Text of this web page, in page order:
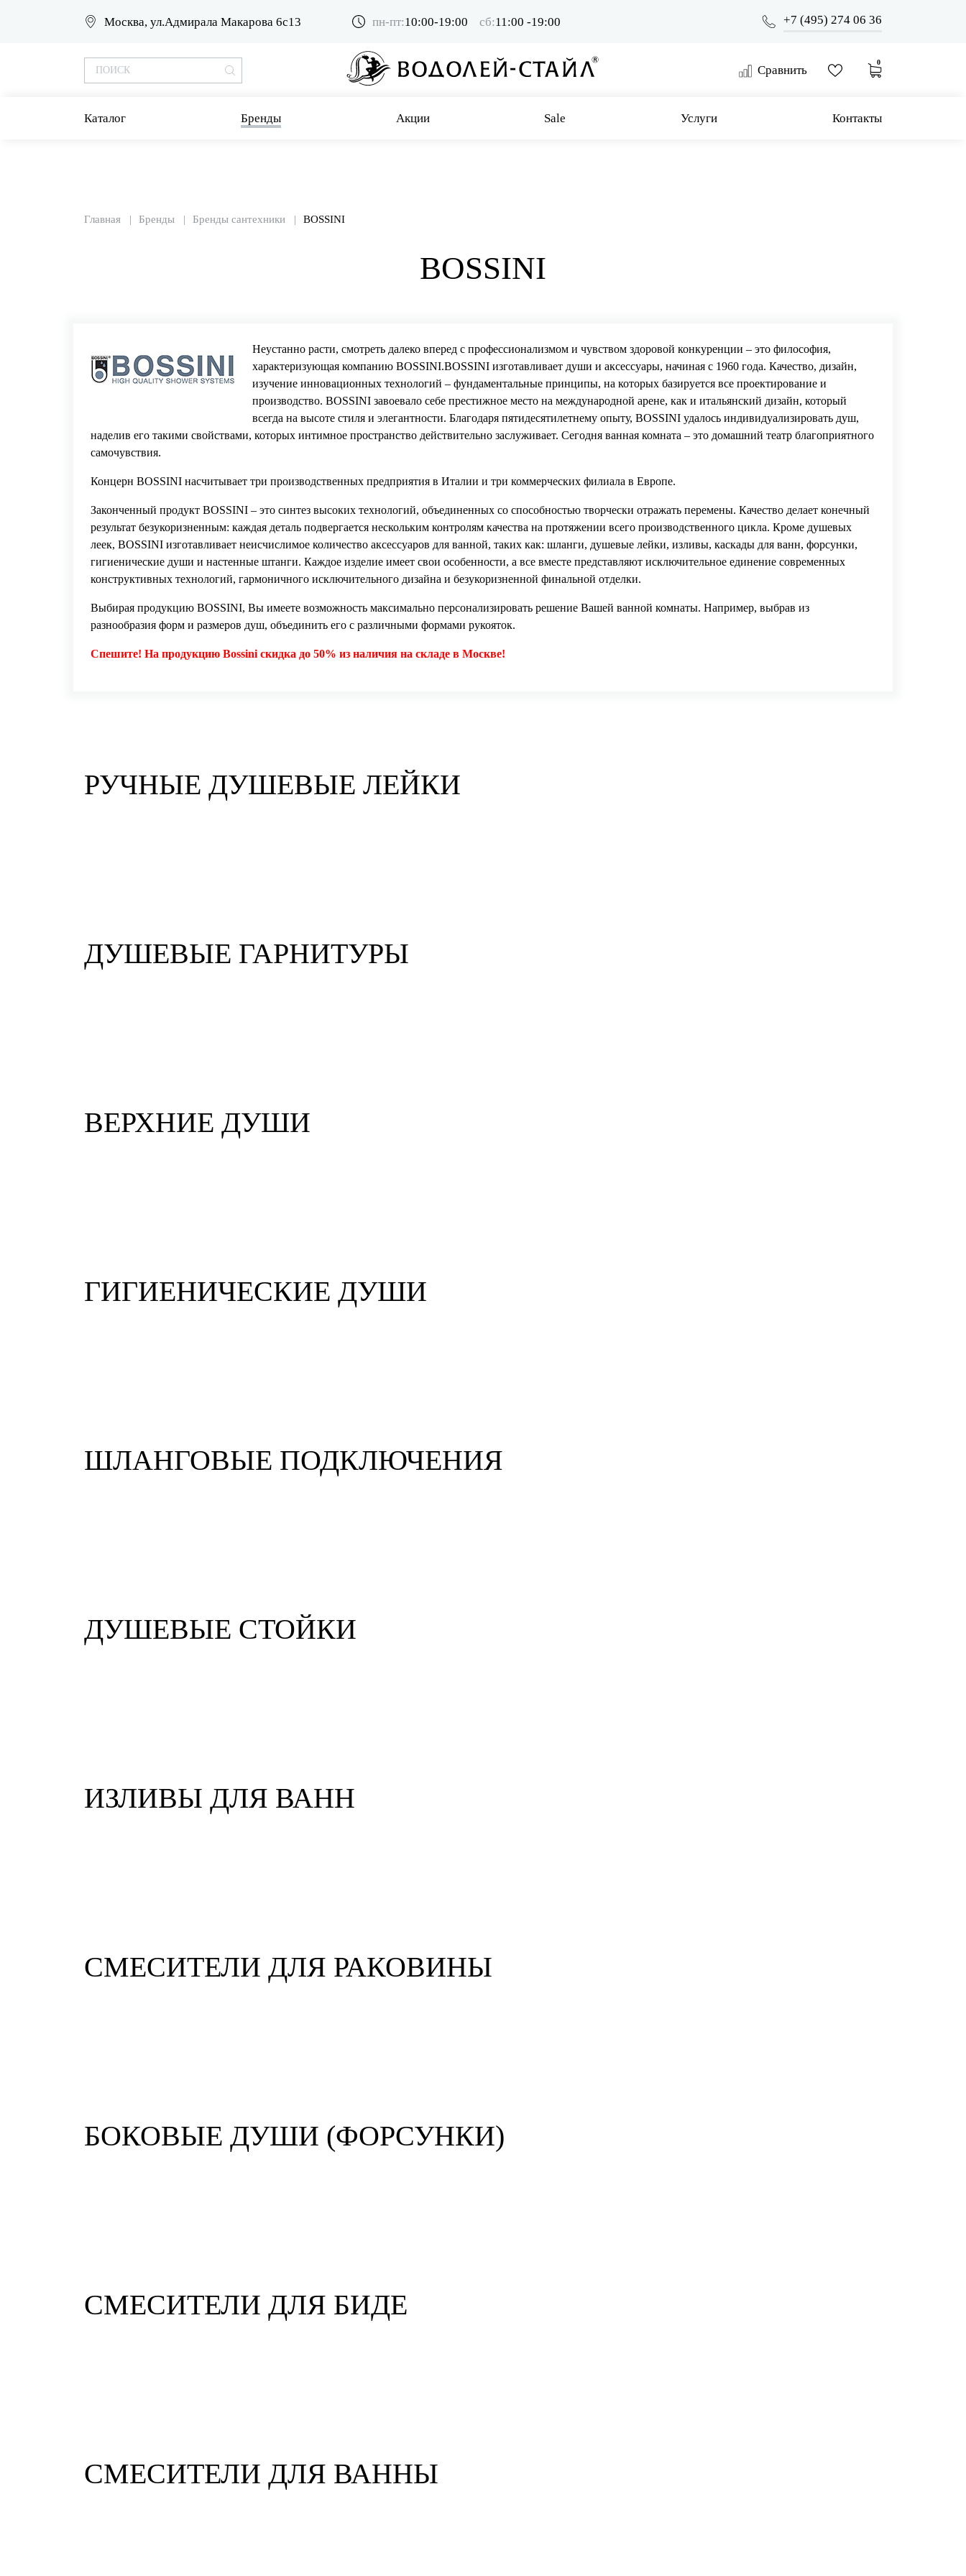
Москва, ул.Адмирала Макарова 6с13 пн-пт:10:00-19:00 сб:11:00 -19:00 +7 (495) 274 06 36
Сравнить
0
Каталог Бренды Акции Sale Услуги Контакты
Главная Бренды Бренды сантехники BOSSINI
BOSSINI
Неустанно расти, смотреть далеко вперед с профессионализмом и чувством здоровой конкуренции – это философия,
характеризующая компанию BOSSINI.BOSSINI изготавливает души и аксессуары, начиная с 1960 года. Качество, дизайн,
изучение инновационных технологий – фундаментальные принципы, на которых базируется все проектирование и
производство. BOSSINI завоевало себе престижное место на международной арене, как и итальянский дизайн, который
всегда на высоте стиля и элегантности. Благодаря пятидесятилетнему опыту, BOSSINI удалось индивидуализировать душ,
наделив его такими свойствами, которых интимное пространство действительно заслуживает. Сегодня ванная комната – это домашний театр благоприятного
самочувствия.
Концерн BOSSINI насчитывает три производственных предприятия в Италии и три коммерческих филиала в Европе.
Законченный продукт BOSSINI – это синтез высоких технологий, объединенных со способностью творчески отражать перемены. Качество делает конечный
результат безукоризненным: каждая деталь подвергается нескольким контролям качества на протяжении всего производственного цикла. Кроме душевых
леек, BOSSINI изготавливает неисчислимое количество аксессуаров для ванной, таких как: шланги, душевые лейки, изливы, каскады для ванн, форсунки,
гигиенические души и настенные штанги. Каждое изделие имеет свои особенности, а все вместе представляют исключительное единение современных
конструктивных технологий, гармоничного исключительного дизайна и безукоризненной финальной отделки.
Выбирая продукцию BOSSINI, Вы имеете возможность максимально персонализировать решение Вашей ванной комнаты. Например, выбрав из
разнообразия форм и размеров душ, объединить его с различными формами рукояток.
Спешите! На продукцию Bossini скидка до 50% из наличия на складе в Москве!
РУЧНЫЕ ДУШЕВЫЕ ЛЕЙКИ
ДУШЕВЫЕ ГАРНИТУРЫ
ВЕРХНИЕ ДУШИ
ГИГИЕНИЧЕСКИЕ ДУШИ
ШЛАНГОВЫЕ ПОДКЛЮЧЕНИЯ
ДУШЕВЫЕ СТОЙКИ
ИЗЛИВЫ ДЛЯ ВАНН
СМЕСИТЕЛИ ДЛЯ РАКОВИНЫ
БОКОВЫЕ ДУШИ (ФОРСУНКИ)
СМЕСИТЕЛИ ДЛЯ БИДЕ
СМЕСИТЕЛИ ДЛЯ ВАННЫ